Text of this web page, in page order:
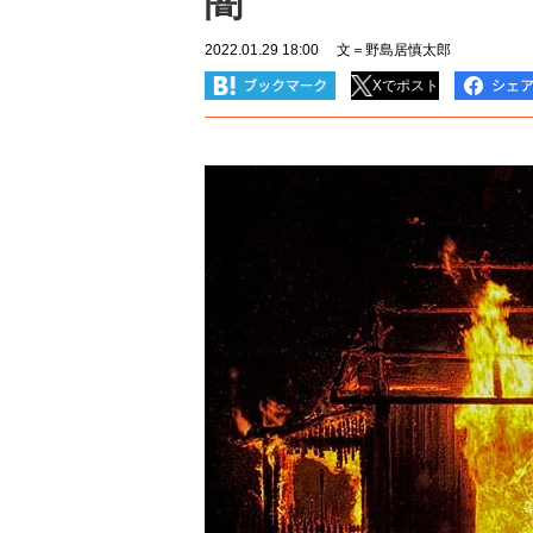
2022.01.29 18:00 文＝野島居慎太郎
Xでポスト